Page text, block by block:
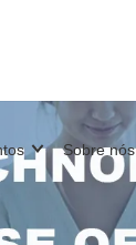
Sobre nós